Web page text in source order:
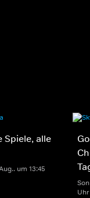
Spiele, alle
um 13:45
Uhr